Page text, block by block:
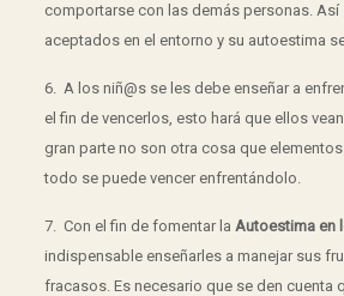
comportarse con las demás personas. Así
aceptados en el entorno y su autoestima
6. A los niñ@s se les debe enseñar a
el fin de vencerlos, esto hará que ellos
gran parte no son otra cosa que
todo se puede vencer enfrentándolo.
7. Con el fin de fomentar la Autoestima en
indispensable enseñarles a manejar sus
fracasos. Es necesario que se den cuenta